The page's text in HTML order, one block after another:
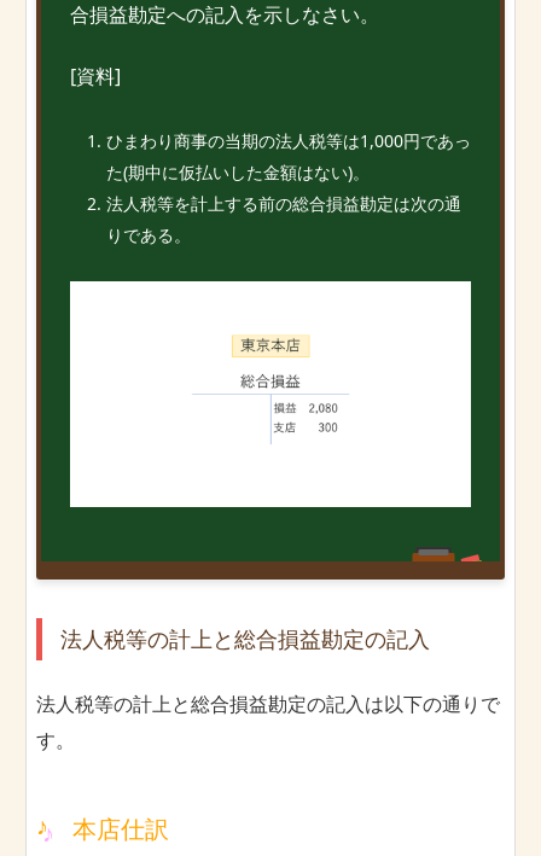
合損益勘定への記入を示しなさい。
[資料]
ひまわり商事の当期の法人税等は1,000円であっ
た(期中に仮払いした金額はない)。
法人税等を計上する前の総合損益勘定は次の通
りである。
法人税等の計上と総合損益勘定の記入
法人税等の計上と総合損益勘定の記入は以下の通りで
す。
本店仕訳